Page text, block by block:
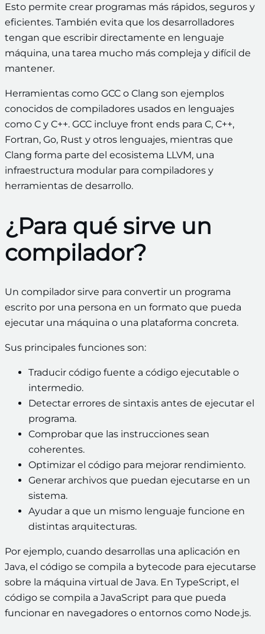
Esto permite crear programas más rápidos, seguros y
eficientes. También evita que los desarrolladores
tengan que escribir directamente en lenguaje
máquina, una tarea mucho más compleja y difícil de
mantener.
Herramientas como GCC o Clang son ejemplos
conocidos de compiladores usados en lenguajes
como C y C++. GCC incluye front ends para C, C++,
Fortran, Go, Rust y otros lenguajes, mientras que
Clang forma parte del ecosistema LLVM, una
infraestructura modular para compiladores y
herramientas de desarrollo.
¿Para qué sirve un
compilador?
Un compilador sirve para convertir un programa
escrito por una persona en un formato que pueda
ejecutar una máquina o una plataforma concreta.
Sus principales funciones son:
Traducir código fuente a código ejecutable o
intermedio.
Detectar errores de sintaxis antes de ejecutar el
programa.
Comprobar que las instrucciones sean
coherentes.
Optimizar el código para mejorar rendimiento.
Generar archivos que puedan ejecutarse en un
sistema.
Ayudar a que un mismo lenguaje funcione en
distintas arquitecturas.
Por ejemplo, cuando desarrollas una aplicación en
Java, el código se compila a bytecode para ejecutarse
sobre la máquina virtual de Java. En TypeScript, el
código se compila a JavaScript para que pueda
funcionar en navegadores o entornos como Node.js.